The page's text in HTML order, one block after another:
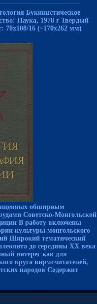
Букинистическое
Наука, 1978 г Твердый
70x108/16 (~170х262 мм)
обширным
Советско-Монгольской
В работу включены
культуры монгольского
Широкий тематический
до середины XX века
интерес как для
круга внрмсчитателей,
народов Содержит